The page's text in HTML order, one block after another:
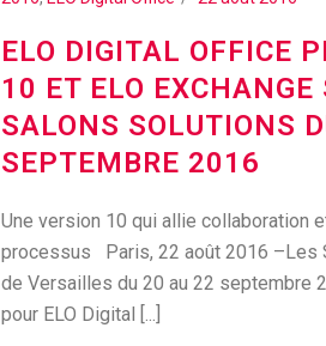
ELO DIGITAL OFFICE
10 ET ELO EXCHANGE
SALONS SOLUTIONS
SEPTEMBRE 2016
Une version 10 qui allie collaboration
processus Paris, 22 août 2016 –Les
de Versailles du 20 au 22 septembre
pour ELO Digital [...]